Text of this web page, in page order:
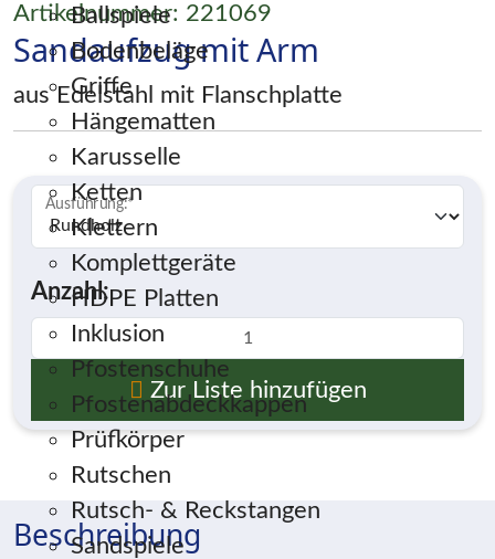
Ballspiele
Bodenbeläge
Griffe
Hängematten
Karusselle
Ketten
Klettern
Komplettgeräte
HDPE Platten
Inklusion
Pfostenschuhe
Pfostenabdeckkappen
Prüfkörper
Rutschen
Rutsch- & Reckstangen
Sandspiele
Artikelnummer: 221069
Sandaufzug mit Arm
aus Edelstahl mit Flanschplatte
Ausführung:*
Anzahl:
Zur Liste hinzufügen
Beschreibung